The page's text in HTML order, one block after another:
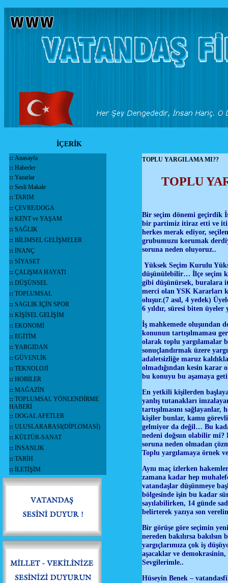
İÇERİK
:: Anasayfa
:: Haberler
:: Yazarlar
:: Sesli Makale
:: TARIM
:: ÇEVRE/DOGA
:: KENT ve YAŞAM
:: SAĞLIK
:: BİLİMSEL GELİŞMELER
:: İNANÇ
:: SİYASET
:: ÇALIŞMA HAYATI
:: DÜŞÜNSEL
:: TOPLUMSAL
:: SAGLIK İÇİN SPOR
:: KİŞİSEL GELİŞİM
:: EKONOMİ
:: EGİTİM
:: YARGIDAN
:: GÜVENLİK
:: TEKNOLOJİ
:: HOBİLER
:: MAĞAZİN
:: TOPLUMSAL YÖNLENDİRME
HABERİ
:: DOGAL AFETLER
:: ULUSLARARASI(DİPLOMASİ)
:: KÜLTÜR-SANAT
:: İNSANLIK
:: TARİH
:: İLETİŞİM
TOPLU YARGILAMA MI??
TOPLU
Bir seçim dönemi geçirdik
bir partimiz itiraz etti ve
herkes merak ediyor,
grubumuzu korumak
soruna neden oluyoruz..
Yüksek Seçim Kurulu
düşünülebilir… İlçe seçim
gibi düşünürsek, buralara
merci olan YSK Kararları
oluşur.(7 asıl, 4 yedek)
6 yıldır, süresi biten
İş mahkemede oluşundan
konunun tartışılmaması
olarak toplu yargılamalar
sonuçlandırmak üzere
adaletsizliğe maruz
olmadığından kesin karar
bu konuyu bu aşamaya
En yetkili kişilerden
yanlış tutanakları
tartışılmasını
kişiler bunlar, kamu
gelmiyor da değil… Bu
nedeni doğsun olabilir mi?
soruna neden olmadan
Toplu yargılamaya örnek
Aynı maç izlerken
zamana kadar hep
vatandaşlar düşünmeye
bölgesinde işin bu kadar
sayılabilirken, 14 günde
belirterek yazıya son
Bir görüşe göre seçimin
nereden bakılırsa
yargıçlarımıza çok iş
aşacaklar ve
Sevgilerimle..
Hüseyin Benek –